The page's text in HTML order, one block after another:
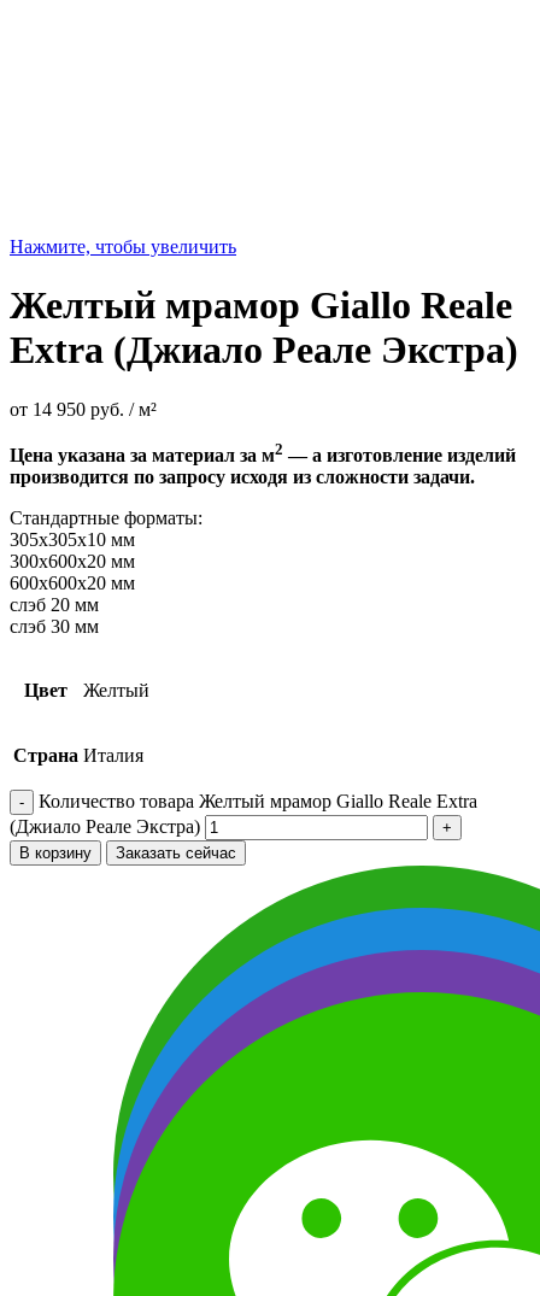
Нажмите, чтобы увеличить
Желтый мрамор Giallo Reale
Extra (Джиало Реале Экстра)
от 14 950 руб. / м²
Цена указана за материал за м2 — а изготовление изделий
производится по запросу исходя из сложности задачи.
Стандартные форматы:
305х305х10 мм
300х600х20 мм
600х600х20 мм
слэб 20 мм
слэб 30 мм
Цвет Желтый
Страна Италия
Количество товара Желтый мрамор Giallo Reale Extra
(Джиало Реале Экстра)
В корзину Заказать сейчас